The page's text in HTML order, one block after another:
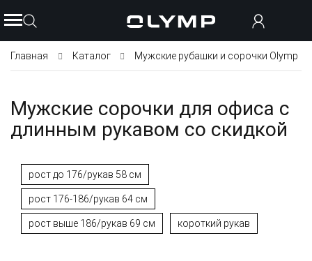
Главная Каталог Мужские рубашки и сорочки Olymp
Мужские сорочки для офиса с
длинным рукавом со скидкой
рост до 176/рукав 58 см
рост 176-186/рукав 64 см
рост выше 186/рукав 69 см короткий рукав